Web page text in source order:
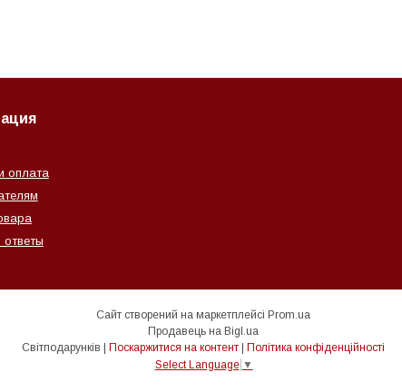
оплата
Сайт створений на маркетплейсі Prom.ua
Продавець на Bigl.ua
Поскаржитися на контент
Політика конфіденційності
Select Language ▼